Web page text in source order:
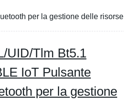
per la gestione delle risorse
UID/Tlm Bt5.1
IoT Pulsante
per la gestione